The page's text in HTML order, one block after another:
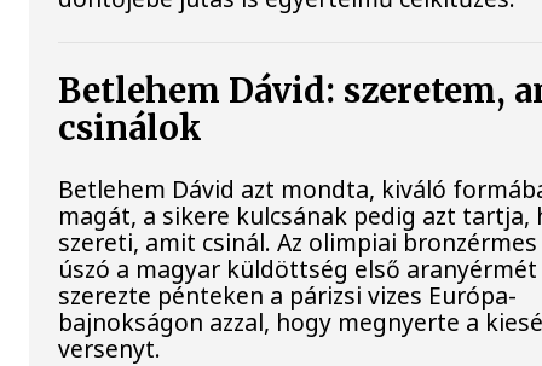
Betlehem Dávid: szeretem,
csinálok
Betlehem Dávid azt mondta, kiváló
magát, a sikere kulcsának pedig azt tartja,
szereti, amit csinál. Az olimpiai
úszó a magyar küldöttség első aranyérmét
szerezte pénteken a párizsi vizes Európa-
bajnokságon azzal, hogy megnyerte a
versenyt.